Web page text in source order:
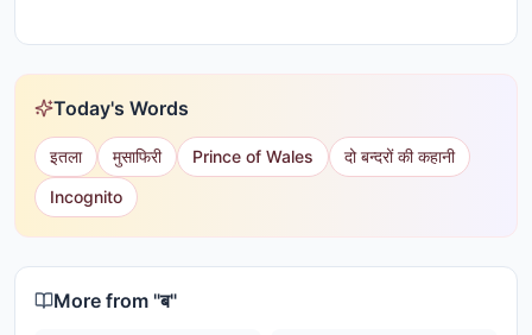
Today's Words
इतला मुसाफिरी Prince of Wales
दो बन्दरों की कहानी
Incognito
More from "ब"